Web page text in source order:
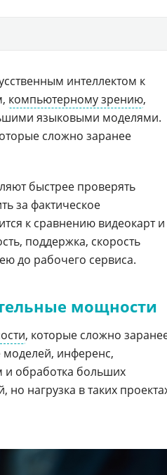
интеллектом к
компьютерному зрению,
языковыми моделями.
сложно заранее
быстрее проверять
за фактическое
к сравнению видеокарт и
поддержка, скорость
до рабочего сервиса.
мощности
, которые сложно
моделей, инференс,
обработка больших
нагрузка в таких